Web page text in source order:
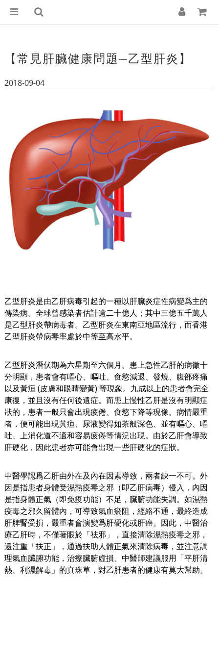
【常見肝臟健康問題─乙型肝炎】
2018-09-04
乙型肝炎是由乙肝病毒引起的一種以肝臟炎症性病變爲主的
傳染病。全球曾感染者估計逾二十億人；其中三億五千萬人
是乙型肝炎帶病毒者。乙型肝炎在東南亞地區流行，而香港
乙型肝炎帶病毒率處於中等至高水平。
乙型肝炎潛伏期為六星期至六個月。患上急性乙肝的病徵十
分明顯，患者會有嘔心、嘔吐、食慾減退、發燒、腹部疼痛
以及黃疸 (皮膚和眼睛變黃) 等現象。九成以上的患者會完全
康復，並且沒有任何後遺症。而患上慢性乙肝是沒有明顯症
狀的，患者一般只會出現疲倦、食慾下降等現像。病情嚴重
者，便可能出現黃疸、尿液變得如茶般深色、並有嘔心、嘔
吐、上消化道不適和容易疲倦等情況出現。由於乙肝會導致
肝硬化，因此患者亦可能會出現一些肝硬化的症狀。
中醫學認爲乙肝由外在及內在因素導致，兩者缺一不可。外
因是指患者身體受濕熱疫毒之邪（即乙肝病毒）侵入，內因
是指身體正氣（即免疫功能）不足，臟腑功能失調。如濕熱
疫毒之邪久留體內，可導致氣血瘀阻，經絡不通，最終造成
肝脾腎受損，嚴重者會演變爲肝硬化或肝癌。因此，中醫治
療乙肝時，不僅著眼於「祛邪」，直接清除濕熱疫毒之邪，
還注重「扶正」，通過扶助人體正氣來清除病毒，並注意調
理氣血臟腑功能，治療臟腑虛損。中醫師建議服用「平肝清
熱、利濕解毒」的真珠草，對乙肝患者的健康有莫大幫助。